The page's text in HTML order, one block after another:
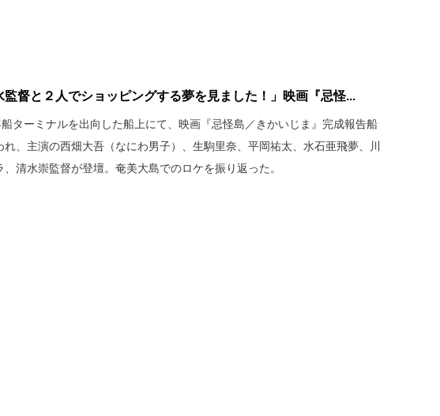
監督と２人でショッピングする夢を見ました！」映画『忌怪...
ターミナルを出向した船上にて、映画『忌怪島／きかいじま』完成報告船
れ、主演の西畑大吾（なにわ男子）、生駒里奈、平岡祐太、水石亜飛夢、川
清水崇監督が登壇。奄美大島でのロケを振り返った。